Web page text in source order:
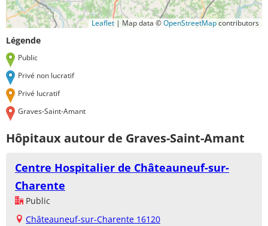
Leaflet | Map data ©OpenStreetMapcontributors
Légende
Public
Privé non lucratif
Privé lucratif
Graves-Saint-Amant
Hôpitaux autour de Graves-Saint-Amant
Centre Hospitalier de Châteauneuf-sur-
Charente
Public
Châteauneuf-sur-Charente 16120